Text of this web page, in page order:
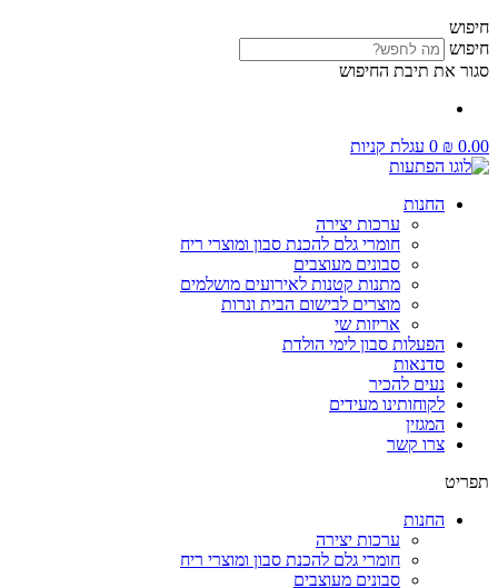
חיפוש
חיפוש
סגור את תיבת החיפוש
₪ 0.00
0 עגלת קניות
החנות
ערכות יצירה
חומרי גלם להכנת סבון ומוצרי ריח
סבונים מעוצבים
מתנות קטנות לאירועים מושלמים
מוצרים לבישום הבית ונרות
אריזות שי
הפעלות סבון לימי הולדת
סדנאות
נעים להכיר
לקוחותינו מעידים
המגזין
צרו קשר
תפריט
החנות
ערכות יצירה
חומרי גלם להכנת סבון ומוצרי ריח
סבונים מעוצבים